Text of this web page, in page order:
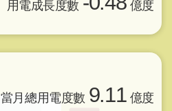
用電成長度數 億度
當月總用電度數 9.11 億度